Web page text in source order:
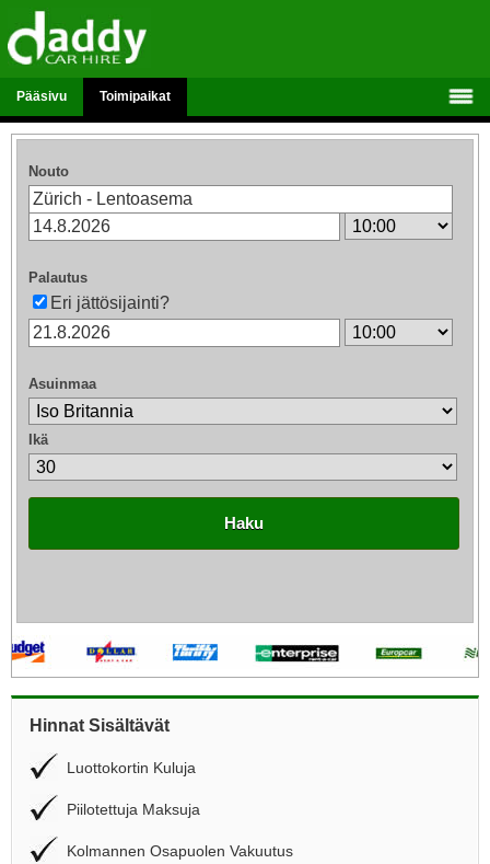
Pääsivu Toimipaikat
Nouto
Palautus
Eri jättösijainti?
Asuinmaa
Ikä
Haku
Hinnat Sisältävät
Luottokortin Kuluja
Piilotettuja Maksuja
Kolmannen Osapuolen Vakuutus